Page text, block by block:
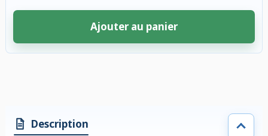
Ajouter au panier
Description